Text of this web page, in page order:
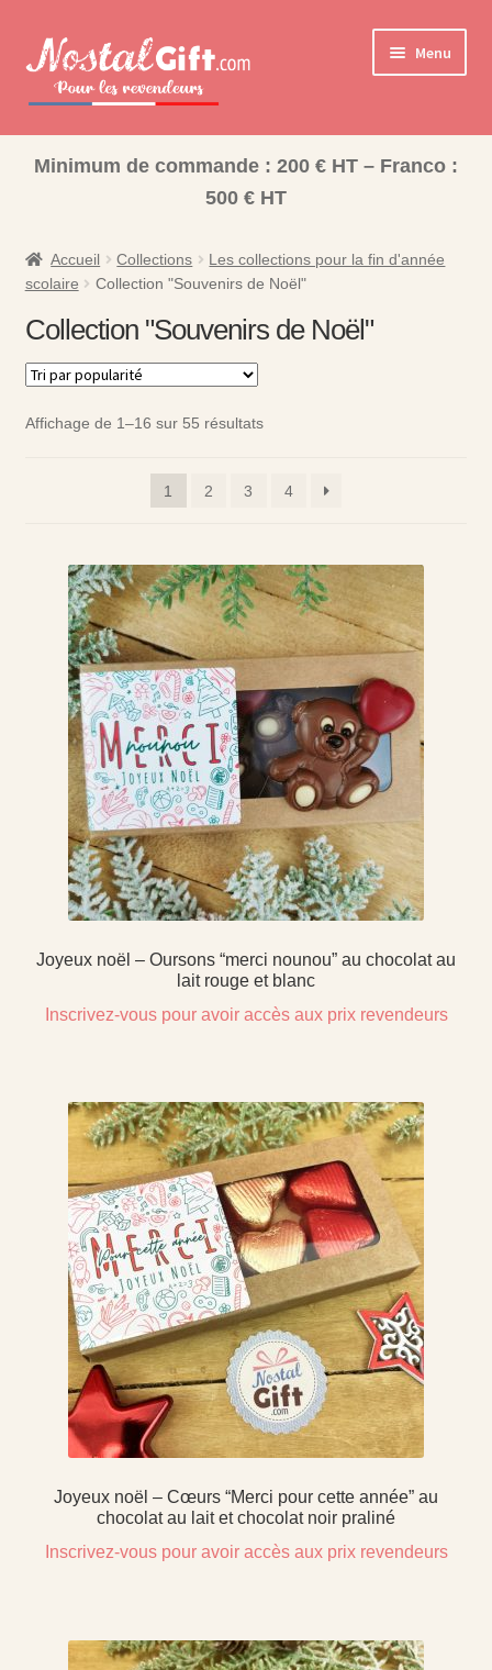
Aller
à
Aller
au
contenu
Menu
Ouvrir
enfant
Bisounours
Nos Collections
Minimum de commande : 200 € HT – Franco :
500 € HT
Accueil Collections
Les collections pour la fin d'année
scolaire
Collection "Souvenirs de Noël"
Collection "Souvenirs de Noël"
Affichage de 1–16 sur 55 résultats
1 2 3 4
Joyeux noël – Oursons “merci nounou” au chocolat au
lait rouge et blanc
Inscrivez-vous pour avoir accès aux prix revendeurs
Joyeux noël – Cœurs “Merci pour cette année” au
chocolat au lait et chocolat noir praliné
Inscrivez-vous pour avoir accès aux prix revendeurs